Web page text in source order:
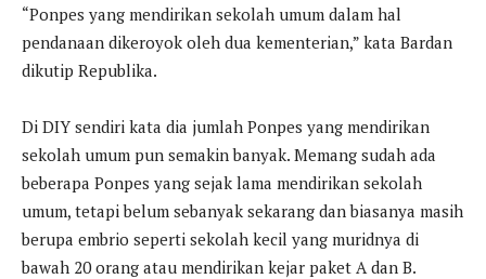
“Ponpes yang mendirikan sekolah umum dalam hal
pendanaan dikeroyok oleh dua kementerian,” kata Bardan
dikutip Republika.
Di DIY sendiri kata dia jumlah Ponpes yang mendirikan
sekolah umum pun semakin banyak. Memang sudah ada
beberapa Ponpes yang sejak lama mendirikan sekolah
umum, tetapi belum sebanyak sekarang dan biasanya masih
berupa embrio seperti sekolah kecil yang muridnya di
bawah 20 orang atau mendirikan kejar paket A dan B.